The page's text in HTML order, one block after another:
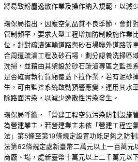
將易致粉塵逸散作業及操作納入規範，以減
環保局指出，因應空氣品質不良季節，會針
管制頻率，要求大型工程增加防制設施作業
位，針對疏濬運輸道路與砂石場聯外道路等
合周遭疏濬工程及砂石場，劃分認養洗掃區
洗掃，並藉由其架設於砂石疏濬專區之監控
是否確實執行貨廂覆蓋下拉作業，若有泥砂
生，可由監控系統啟動預警應變，運用其水
除路面污染，以減少逸散性污染發生。
環保局呼籲，「營建工程空氣污染防制設施
為營建業主，若營建業主未依「營建工程空
法」第5條至第19條規定設置功能足夠之防
法第62條規定處新臺幣二萬元以上一百萬元
商廠、場，處新臺幣十萬元以上二千萬元以